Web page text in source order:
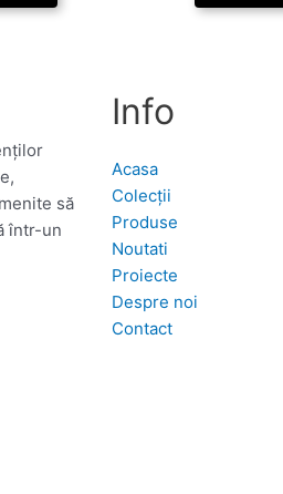
să
într-un
Info
Acasa
Colecții
Produse
Noutati
Proiecte
Despre noi
Contact